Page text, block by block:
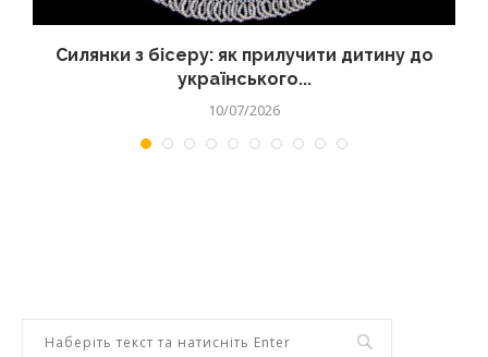
Силянки з бісеру: як прилучити дитину до
українського...
10/07/2026